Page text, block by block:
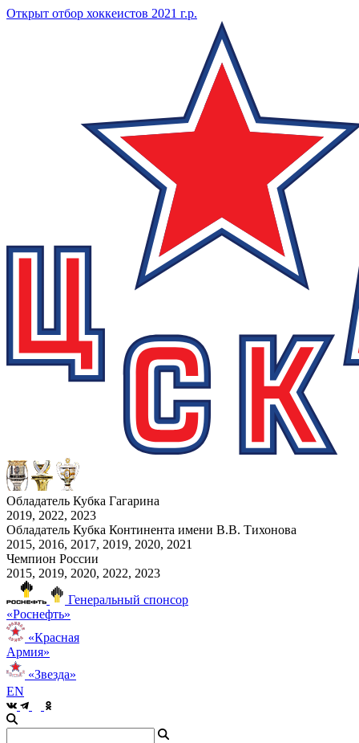
Открыт отбор хоккеистов 2021 г.р.
Обладатель Кубка Гагарина
2019, 2022, 2023
Обладатель Кубка Континента имени В.В. Тихонова
2015, 2016, 2017, 2019, 2020, 2021
Чемпион России
2015, 2019, 2020, 2022, 2023
Генеральный спонсор
«Роснефть»
«Красная
Армия»
«Звезда»
EN